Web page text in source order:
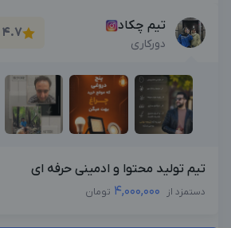
تیم چکاد
دورکاری
4.7
تیم تولید محتوا و ادمینی حرفه ای
دستمزد از 4,000,000 تومان